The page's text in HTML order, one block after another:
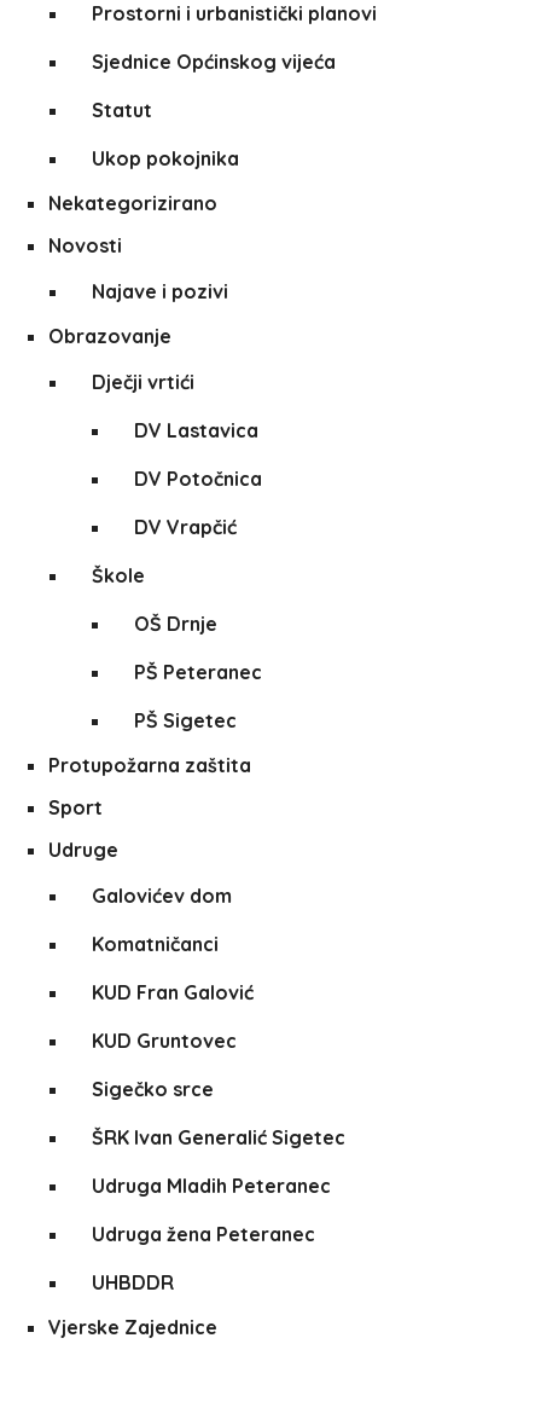
Prostorni i urbanistički planovi
Sjednice Općinskog vijeća
Statut
Ukop pokojnika
Nekategorizirano
Novosti
Najave i pozivi
Obrazovanje
Dječji vrtići
DV Lastavica
DV Potočnica
DV Vrapčić
Škole
OŠ Drnje
PŠ Peteranec
PŠ Sigetec
Protupožarna zaštita
Sport
Udruge
Galovićev dom
Komatničanci
KUD Fran Galović
KUD Gruntovec
Sigečko srce
ŠRK Ivan Generalić Sigetec
Udruga Mladih Peteranec
Udruga žena Peteranec
UHBDDR
Vjerske Zajednice